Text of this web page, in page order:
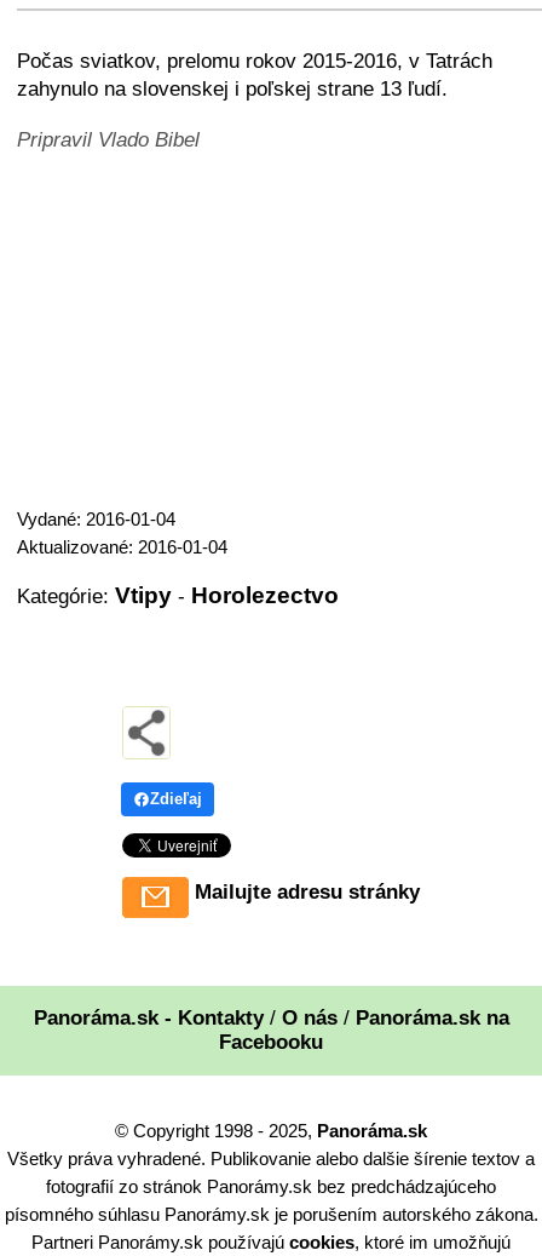
+ − ⛶
Počas sviatkov, prelomu rokov 2015-2016, v Tatrách
zahynulo na slovenskej i poľskej strane 13 ľudí.
Pripravil Vlado Bibel
Vydané: 2016-01-04
Aktualizované: 2016-01-04
Kategórie: Vtipy - Horolezectvo
Zdieľaj
Mailujte adresu stránky
Panoráma.sk - Kontakty/ O nás/ Panoráma.sk na
Facebooku
© Copyright 1998 - 2025, Panoráma.sk
Všetky práva vyhradené. Publikovanie alebo dalšie šírenie textov a
fotografií zo stránok Panorámy.sk bez predchádzajúceho
písomného súhlasu Panorámy.sk je porušením autorského zákona.
Partneri Panorámy.sk používajú cookies, ktoré im umožňujú